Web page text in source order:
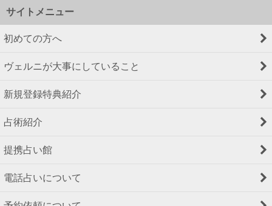
サイトメニュー
初めての方へ
ヴェルニが大事にしていること
新規登録特典紹介
占術紹介
提携占い館
電話占いについて